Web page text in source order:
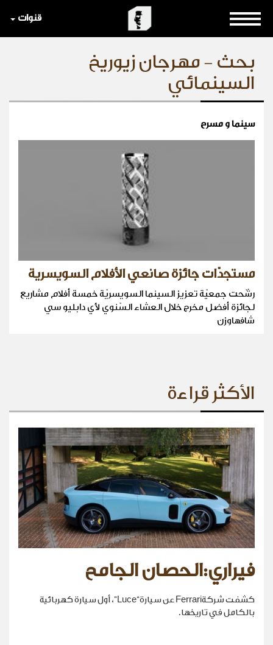
قنوات
بحث - مهرجان زيوريخ
السينمائي
سينما و مسرح
مستجدّات جائزة صانعي الأفلام السويسرية
رشّحت جمعيّة تعزيز السينما السويسريّة خمسة أفلام مشاريع
لجائزة أفضل مخرج خلال العشاء السّنوي لأي دابليو سي
شافهاوزن
الأكثر قراءة
فيراري:الحصان الجامح
كشفت شركةFerrari عن سيارة“Luce”، أول سيارة كهربائية
بالكامل في تاريخها.